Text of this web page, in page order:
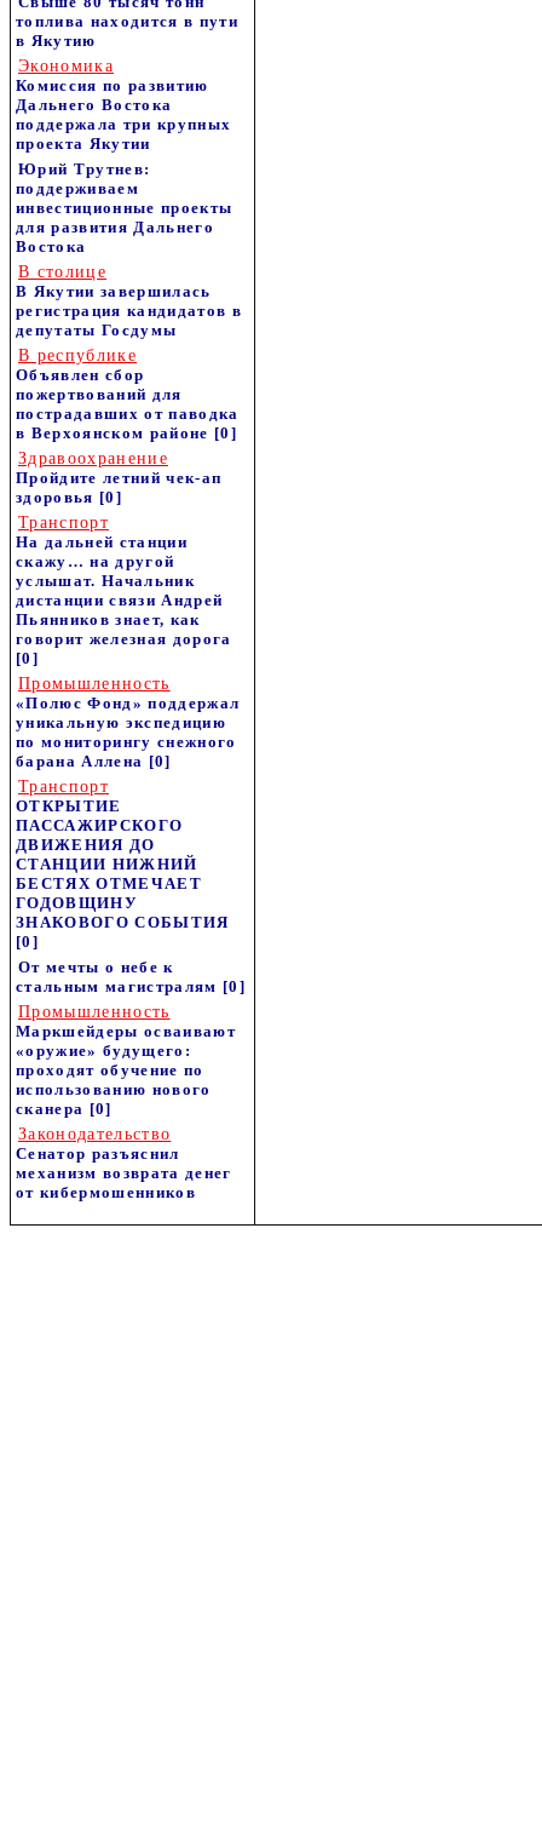
топлива находится в пути
в Якутию
Экономика
Комиссия по развитию
Дальнего Востока
поддержала три крупных
проекта Якутии
Юрий Трутнев:
поддерживаем
инвестиционные проекты
для развития Дальнего
Востока
В столице
В Якутии завершилась
регистрация кандидатов в
депутаты Госдумы
В республике
Объявлен сбор
пожертвований для
пострадавших от паводка
в Верхоянском районе [0]
Здравоохранение
Пройдите летний чек-ап
здоровья [0]
Транспорт
На дальней станции
скажу… на другой
услышат. Начальник
дистанции связи Андрей
Пьянников знает, как
говорит железная дорога
[0]
Промышленность
«Полюс Фонд» поддержал
уникальную экспедицию
по мониторингу снежного
барана Аллена [0]
Транспорт
ОТКРЫТИЕ
ПАССАЖИРСКОГО
ДВИЖЕНИЯ ДО
СТАНЦИИ НИЖНИЙ
БЕСТЯХ ОТМЕЧАЕТ
ГОДОВЩИНУ
ЗНАКОВОГО СОБЫТИЯ
[0]
От мечты о небе к
стальным магистралям [0]
Промышленность
Маркшейдеры осваивают
«оружие» будущего:
проходят обучение по
использованию нового
сканера [0]
Законодательство
Сенатор разъяснил
механизм возврата денег
от кибермошенников